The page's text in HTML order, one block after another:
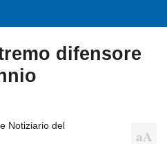
difensore
Notiziario del